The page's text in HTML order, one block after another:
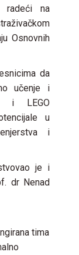
radeći na
Osnovnih
da
učenje i
i LEGO
u
i
je i
dr Nenad
tima